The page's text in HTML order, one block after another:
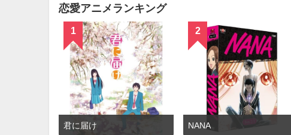
恋愛アニメランキング
1
君に届け
2
NANA